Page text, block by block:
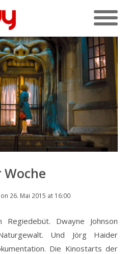
on 26. Mai 2015 at 16:00
Dwayne Johnson
Und Jörg Haider
Die Kinostarts der